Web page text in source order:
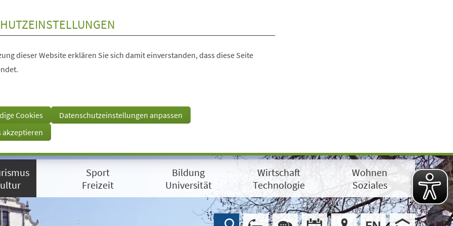
dieser Website erklären Sie sich damit einverstanden, dass diese Seite
Cookies
Datenschutzeinstellungen anpassen
akzeptieren
Sport
Freizeit
Bildung
Universität
Wirtschaft
Technologie
Wohnen
Soziales